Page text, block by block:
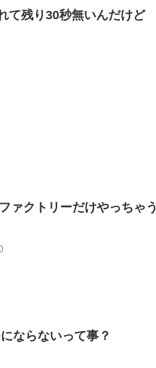
て残り30秒無いんだけど
ァクトリーだけやっちゃう
ならないって事？